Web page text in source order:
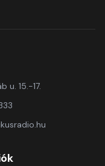
u. 15.-17.